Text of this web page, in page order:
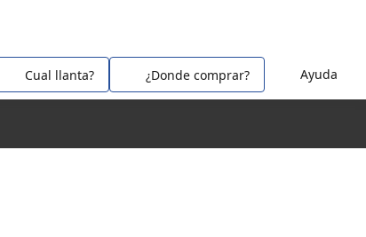
Ayuda
Cual llanta? ¿Donde comprar?